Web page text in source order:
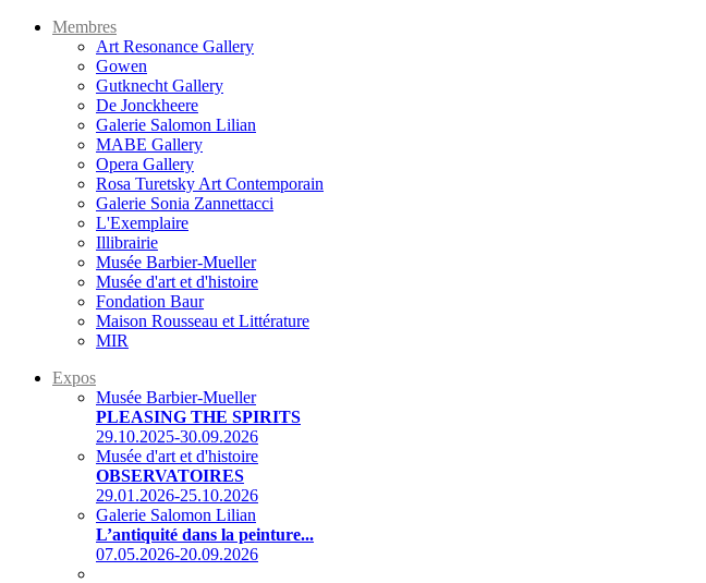
Membres
Art Resonance Gallery
Gowen
Gutknecht Gallery
De Jonckheere
Galerie Salomon Lilian
MABE Gallery
Opera Gallery
Rosa Turetsky Art Contemporain
Galerie Sonia Zannettacci
L'Exemplaire
Illibrairie
Musée Barbier-Mueller
Musée d'art et d'histoire
Fondation Baur
Maison Rousseau et Littérature
MIR
Expos
Musée Barbier-Mueller
PLEASING THE SPIRITS
29.10.2025-30.09.2026
Musée d'art et d'histoire
OBSERVATOIRES
29.01.2026-25.10.2026
Galerie Salomon Lilian
L’antiquité dans la peinture...
07.05.2026-20.09.2026